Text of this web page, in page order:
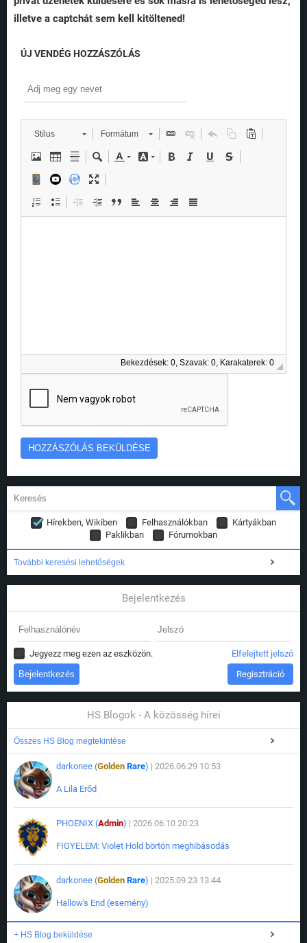
illetve a captchát sem kell kitöltened!
ÚJ VENDÉG HOZZÁSZÓLÁS
Stílus Formátum
Bekezdések: 0, Szavak: 0, Karakaterek: 0
Hírekben, Wikiben Felhasználókban
Kártyákban
Paklikban
Fórumokban
További keresési lehetőségek
Bejelentkezés
Jegyezz meg ezen az eszközön. Elfelejtett jelszó
Regisztráció
HS Blogok - A közösség hírei
Összes HS Blog megtekintése
darkonee (Golden Rare) | 2026.06.29 10:53
A Lila Erőd
PHOENIX (Admin) | 2026.06.10 20:23
FIGYELEM: Violet Hold börtön meghibásodás
darkonee (Golden Rare) | 2025.09.23 13:44
Hallow's End (esemény)
+ HS Blog beküldése